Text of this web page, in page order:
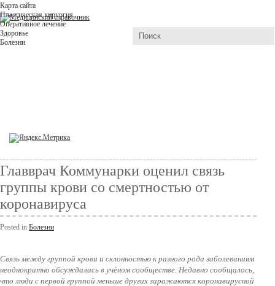
Карта сайта
Пластическая хирургия
Оперативное лечение
Здоровье
Болезни
Главврач Коммунарки оценил связь
группы крови со смертностью от
коронавируса
Posted in Болезни
Связь между группой крови и склонностью к разного рода заболеваниям
неоднократно обсуждалась в учёном сообществе. Недавно сообщалось,
что люди с первой группой меньше других заражаются коронавирусной